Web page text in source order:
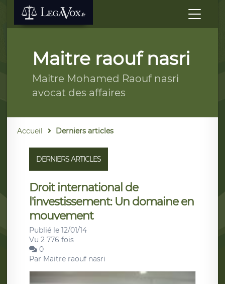
Maitre raouf nasri
Maitre Mohamed Raouf nasri
avocat des affaires
Accueil Derniers articles
DERNIERS ARTICLES
Droit international de
l'investissement: Un domaine en
mouvement
Publié le 12/01/14
Vu 2 776 fois
0
Par Maitre raouf nasri